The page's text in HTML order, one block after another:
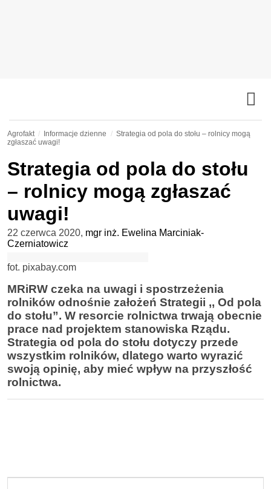
Agrofakt Informacje dzienne
Strategia od pola do stołu – rolnicy mogą
zgłaszać uwagi!
Strategia od pola do stołu
– rolnicy mogą zgłaszać
uwagi!
22 czerwca 2020, mgr inż. Ewelina Marciniak-
Czerniatowicz
fot. pixabay.com
MRiRW czeka na uwagi i spostrzeżenia
rolników odnośnie założeń Strategii ,, Od pola
do stołu”. W resorcie rolnictwa trwają obecnie
prace nad projektem stanowiska Rządu.
Strategia od pola do stołu dotyczy przede
wszystkim rolników, dlatego warto wyrazić
swoją opinię, aby mieć wpływ na przyszłość
rolnictwa.